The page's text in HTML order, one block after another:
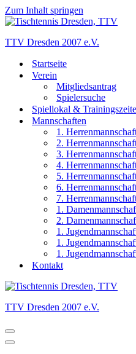
Zum Inhalt springen
TTV Dresden 2007 e.V.
Startseite
Verein
Mitgliedsantrag
Spielersuche
Spiellokal &
Mannschaften
1.
2.
3.
4.
5.
6.
7.
1.
2.
1.
1.
1.
Kontakt
TTV Dresden 2007 e.V.
Navigationsmenü
Navigationsmenü